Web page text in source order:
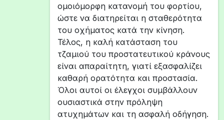
ομοιόμορφη κατανομή του φορτίου,
ώστε να διατηρείται η σταθερότητα
του οχήματος κατά την κίνηση.
Τέλος, η καλή κατάσταση του
τζαμιού του προστατευτικού κράνους
είναι απαραίτητη, γιατί εξασφαλίζει
καθαρή ορατότητα και προστασία.
Όλοι αυτοί οι έλεγχοι συμβάλλουν
ουσιαστικά στην πρόληψη
ατυχημάτων και τη ασφαλή οδήγηση.